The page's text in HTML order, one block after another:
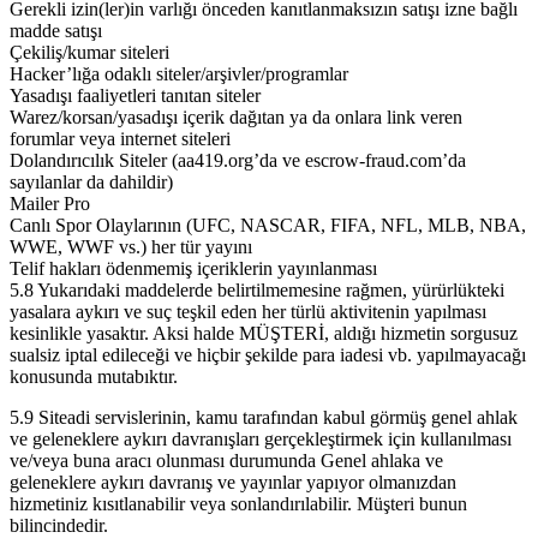
Gerekli izin(ler)in varlığı önceden kanıtlanmaksızın satışı izne bağlı
madde satışı
Çekiliş/kumar siteleri
Hacker’lığa odaklı siteler/arşivler/programlar
Yasadışı faaliyetleri tanıtan siteler
Warez/korsan/yasadışı içerik dağıtan ya da onlara link veren
forumlar veya internet siteleri
Dolandırıcılık Siteler (aa419.org’da ve escrow-fraud.com’da
sayılanlar da dahildir)
Mailer Pro
Canlı Spor Olaylarının (UFC, NASCAR, FIFA, NFL, MLB, NBA,
WWE, WWF vs.) her tür yayını
Telif hakları ödenmemiş içeriklerin yayınlanması
5.8 Yukarıdaki maddelerde belirtilmemesine rağmen, yürürlükteki
yasalara aykırı ve suç teşkil eden her türlü aktivitenin yapılması
kesinlikle yasaktır. Aksi halde MÜŞTERİ, aldığı hizmetin sorgusuz
sualsiz iptal edileceği ve hiçbir şekilde para iadesi vb. yapılmayacağı
konusunda mutabıktır.
5.9 Siteadi servislerinin, kamu tarafından kabul görmüş genel ahlak
ve geleneklere aykırı davranışları gerçekleştirmek için kullanılması
ve/veya buna aracı olunması durumunda Genel ahlaka ve
geleneklere aykırı davranış ve yayınlar yapıyor olmanızdan
hizmetiniz kısıtlanabilir veya sonlandırılabilir. Müşteri bunun
bilincindedir.